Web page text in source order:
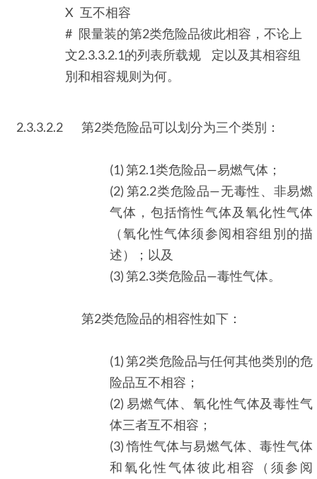
X 互不相容
# 限量装的第2类危险品彼此相容，不论上
文2.3.3.2.1的列表所载规 定以及其相容组
別和相容规则为何。
2.3.3.2.2 第2类危险品可以划分为三个类別：
(1) 第2.1类危险品—易燃气体；
(2) 第2.2类危险品—无毒性、非易燃
气体，包括惰性气体及氧化性气体
（氧化性气体须参阅相容组別的描
述）；以及
(3) 第2.3类危险品—毒性气体。
第2类危险品的相容性如下：
(1) 第2类危险品与任何其他类別的危
险品互不相容；
(2) 易燃气体、氧化性气体及毒性气
体三者互不相容；
(3) 惰性气体与易燃气体、毒性气体
和氧化性气体彼此相容（须参阅